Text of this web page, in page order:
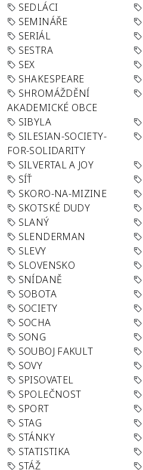
SEDLÁCI
SEMINÁŘE
SERIÁL
SESTRA
SEX
SHAKESPEARE
SHROMÁŽDĚNÍ
AKADEMICKÉ OBCE
SIBYLA
SILESIAN-SOCIETY-
FOR-SOLIDARITY
SILVERTAL A JOY
SÍŤ
SKORO-NA-MIZINE
SKOTSKÉ DUDY
SLANÝ
SLENDERMAN
SLEVY
SLOVENSKO
SNÍDANĚ
SOBOTA
SOCIETY
SOCHA
SONG
SOUBOJ FAKULT
SOVY
SPISOVATEL
SPOLEČNOST
SPORT
STAG
STÁNKY
STATISTIKA
STÁŽ